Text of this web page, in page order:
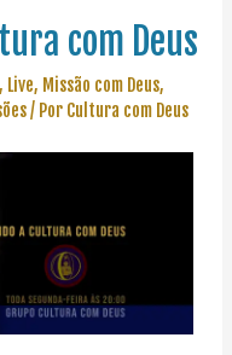
com Deus
, Live, Missão com Deus,
/ Por Cultura com Deus